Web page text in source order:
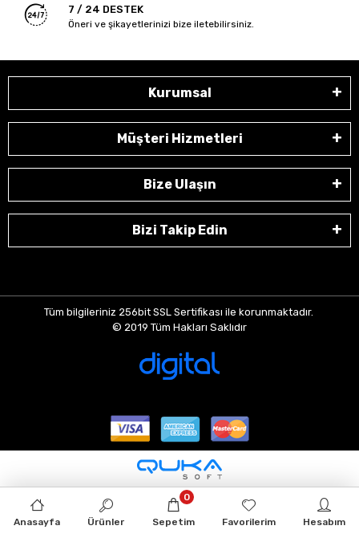
7 / 24 DESTEK
Öneri ve şikayetlerinizi bize iletebilirsiniz.
Kurumsal
Müşteri Hizmetleri
Bize Ulaşın
Bizi Takip Edin
Tüm bilgileriniz 256bit SSL Sertifikası ile korunmaktadır.
© 2019 Tüm Hakları Saklıdır
Anasayfa Ürünler Sepetim
0
Favorilerim Hesabım